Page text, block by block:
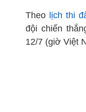
Theo lịch thi
đội chiến
12/7 (giờ Việt